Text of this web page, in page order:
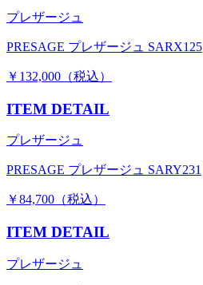
プレザージュ
PRESAGE プレザージュ SARX125
￥132,000（税込）
ITEM DETAIL
プレザージュ
PRESAGE プレザージュ SARY231
￥84,700（税込）
ITEM DETAIL
プレザージュ